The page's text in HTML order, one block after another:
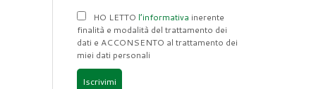
HO LETTO l’informativa inerente
finalità e modalità del trattamento dei
dati e ACCONSENTO al trattamento dei
miei dati personali
Iscrivimi